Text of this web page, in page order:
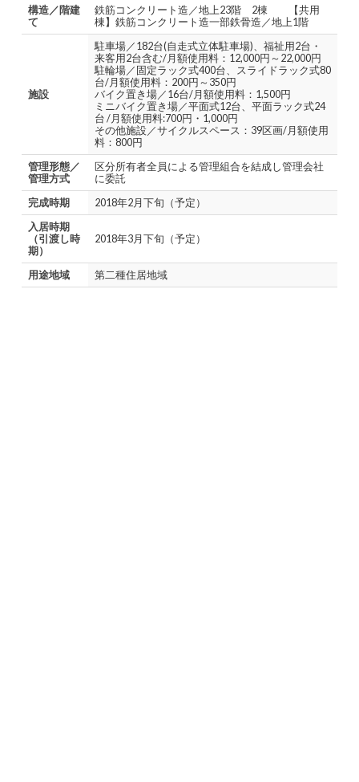
構造／階建
て
鉄筋コンクリート造／地上23階 2棟 【共用
棟】鉄筋コンクリート造一部鉄骨造／地上1階
施設
駐車場／182台(自走式立体駐車場)、福祉用2台・
来客用2台含む/月額使用料：12,000円～22,000円
駐輪場／固定ラック式400台、スライドラック式80
台/月額使用料：200円～350円
バイク置き場／16台/月額使用料：1,500円
ミニバイク置き場／平面式12台、平面ラック式24
台 /月額使用料:700円・1,000円
その他施設／サイクルスペース：39区画/月額使用
料：800円
管理形態／
管理方式
区分所有者全員による管理組合を結成し管理会社
に委託
完成時期
2018年2月下旬（予定）
入居時期
（引渡し時
期）
2018年3月下旬（予定）
用途地域 第二種住居地域